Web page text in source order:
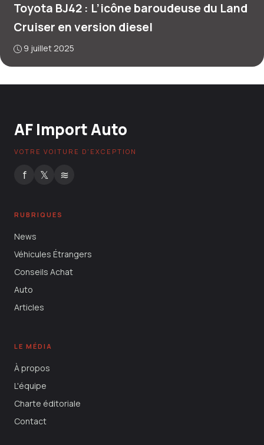
Toyota BJ42 : L’icône baroudeuse du Land
Cruiser en version diesel
9 juillet 2025
AF Import Auto
VOTRE VOITURE D'EXCEPTION
f 𝕏 ≋
RUBRIQUES
News
Véhicules Étrangers
Conseils Achat
Auto
Articles
LE MÉDIA
À propos
L'équipe
Charte éditoriale
Contact